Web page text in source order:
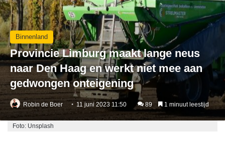
Binnenland
Provincie Limburg maakt lange neus
naar Den Haag en werkt niet mee aan
gedwongen onteigening
Robin de Boer 11 juni 2023 11:50 89 1 minuut leestijd
Foto: Unsplash